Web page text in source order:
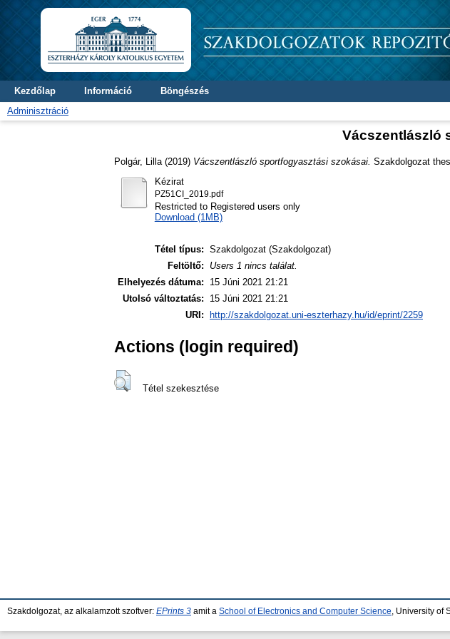
Kezdőlap Információ
Böngészés
Adminisztráció
Vácszentlászló
Polgár, Lilla (2019) Vácszentlászló sportfogyasztási szokásai. Szakdolgozat
Kézirat
PZ51CI_2019.pdf
Restricted to Registered users only
Download (1MB)
Tétel típus: Szakdolgozat (Szakdolgozat)
Feltöltő:
Users 1 nincs találat.
Elhelyezés dátuma:
15 Júni 2021 21:21
Utolsó változtatás:
15 Júni 2021 21:21
URI:
http://szakdolgozat.uni-eszterhazy.hu/id/eprint/2259
Actions (login required)
Tétel szekesztése
Szakdolgozat, az alkalamzott szoftver: EPrints 3 amit a School of Electronics and Computer Science , University of